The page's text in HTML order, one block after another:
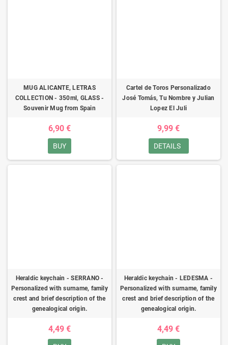
MUG ALICANTE, LETRAS
COLLECTION - 350ml, GLASS -
Souvenir Mug from Spain
6,90 €
BUY
Cartel de Toros Personalizado
José Tomás, Tu Nombre y Julian
Lopez El Juli
9,99 €
DETAILS
Heraldic keychain - SERRANO -
Personalized with surname, family
crest and brief description of the
genealogical origin.
4,49 €
Heraldic keychain - LEDESMA -
Personalized with surname, family
crest and brief description of the
genealogical origin.
4,49 €